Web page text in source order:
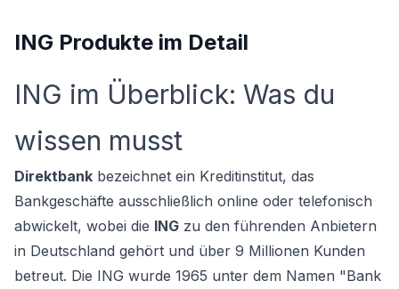
ING Produkte im Detail
ING im Überblick: Was du
wissen musst
Direktbank bezeichnet ein Kreditinstitut, das
Bankgeschäfte ausschließlich online oder telefonisch
abwickelt, wobei die ING zu den führenden Anbietern
in Deutschland gehört und über 9 Millionen Kunden
betreut. Die ING wurde 1965 unter dem Namen "Bank